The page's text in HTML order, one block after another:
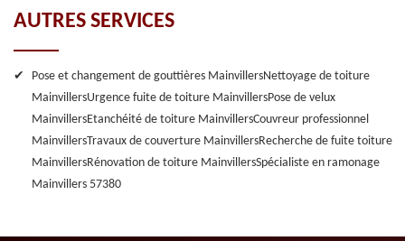
AUTRES SERVICES
Pose et changement de gouttières MainvillersNettoyage de toiture
MainvillersUrgence fuite de toiture MainvillersPose de velux
MainvillersEtanchéité de toiture MainvillersCouvreur professionnel
MainvillersTravaux de couverture MainvillersRecherche de fuite toiture
MainvillersRénovation de toiture MainvillersSpécialiste en ramonage
Mainvillers 57380